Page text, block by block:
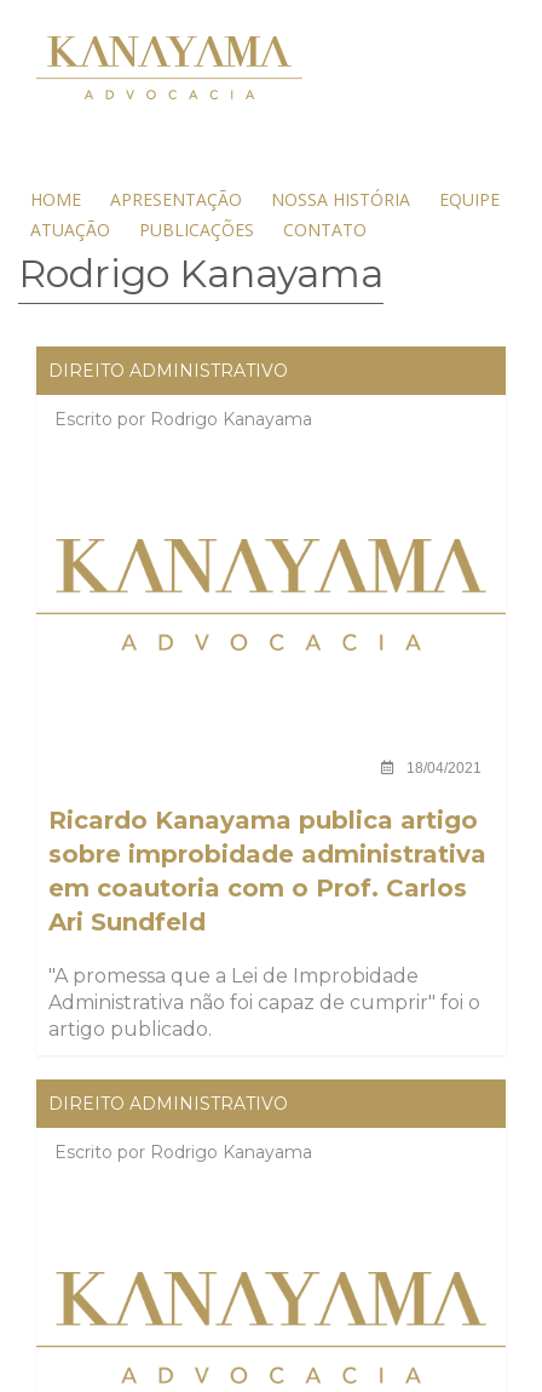
HOME APRESENTAÇÃO NOSSA HISTÓRIA
EQUIPE
ATUAÇÃO
PUBLICAÇÕES CONTATO
Rodrigo Kanayama
DIREITO ADMINISTRATIVO
Escrito por Rodrigo Kanayama
18/04/2021
Ricardo Kanayama publica artigo
sobre improbidade administrativa
em coautoria com o Prof. Carlos
Ari Sundfeld
"A promessa que a Lei de Improbidade
Administrativa não foi capaz de cumprir" foi o
artigo publicado.
DIREITO ADMINISTRATIVO
Escrito por Rodrigo Kanayama